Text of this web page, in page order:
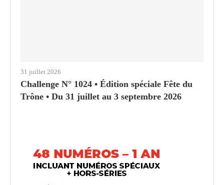
31 juillet 2026
Challenge N° 1024 • Édition spéciale Fête du
Trône • Du 31 juillet au 3 septembre 2026